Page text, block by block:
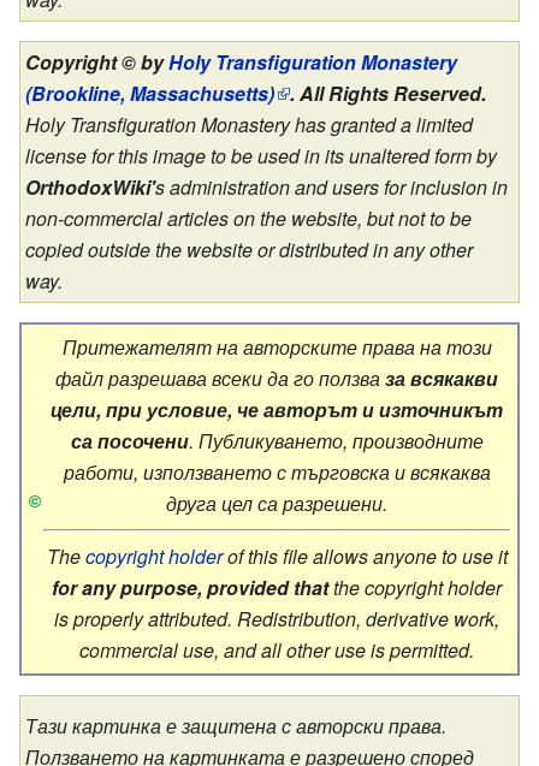
Copyright © byHoly Transfiguration Monastery
(Brookline, Massachusetts) . All Rights Reserved.
Holy Transfiguration Monastery has granted a limited
license for this image to be used in its unaltered form by
OrthodoxWiki's administration and users for inclusion in
non-commercial articles on the website, but not to be
copied outside the website or distributed in any other
way.
Притежателят на авторските права на този
файл разрешава всеки да го ползваза всякакви
цели, при условие, че авторът и източникът
са посочени. Публикуването, производните
работи, използването с търговска и всякаква
друга цел са разрешени.
Thecopyright holderof this file allows anyone to use it
for any purpose, provided thatthe copyright holder
is properly attributed. Redistribution, derivative work,
commercial use, and all other use is permitted.
Тази картинка е защитена с авторски права.
Ползването на картинката е разрешено според